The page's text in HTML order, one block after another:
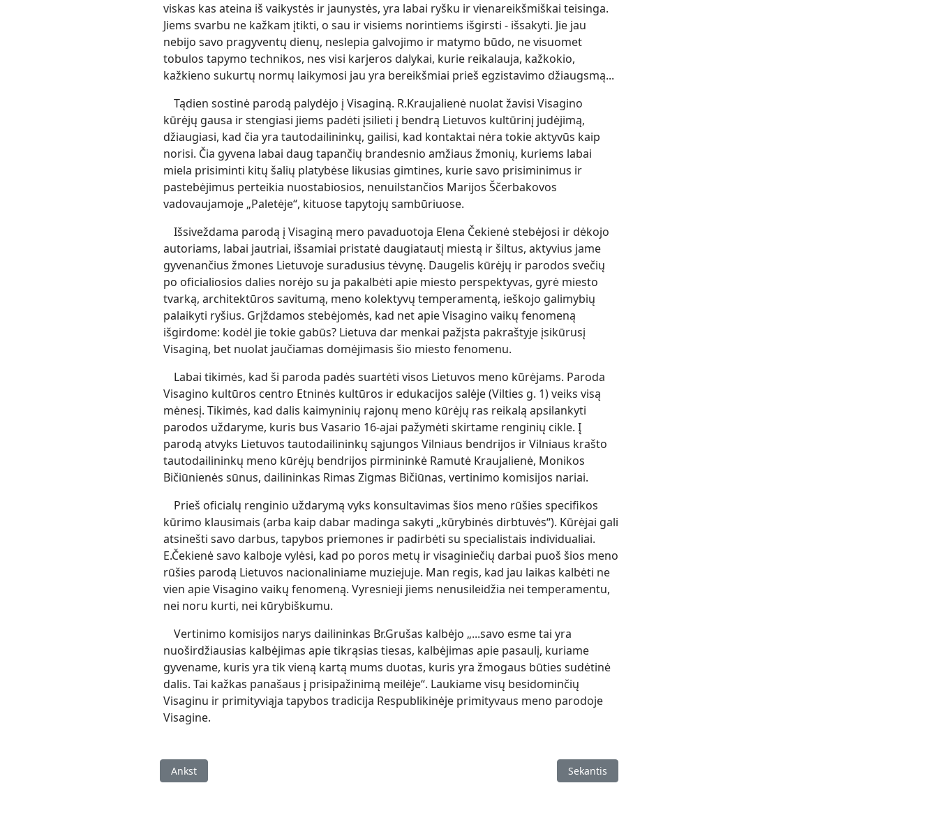
viskas kas ateina iš vaikystės ir jaunystės, yra labai ryšku ir vienareikšmiškai teisinga.
Jiems svarbu ne kažkam įtikti, o sau ir visiems norintiems išgirsti - išsakyti. Jie jau
nebijo savo pragyventų dienų, neslepia galvojimo ir matymo būdo, ne visuomet
tobulos tapymo technikos, nes visi karjeros dalykai, kurie reikalauja, kažkokio,
kažkieno sukurtų normų laikymosi jau yra bereikšmiai prieš egzistavimo džiaugsmą...
Tądien sostinė parodą palydėjo į Visaginą. R.Kraujalienė nuolat žavisi Visagino
kūrėjų gausa ir stengiasi jiems padėti įsilieti į bendrą Lietuvos kultūrinį judėjimą,
džiaugiasi, kad čia yra tautodailininkų, gailisi, kad kontaktai nėra tokie aktyvūs kaip
norisi. Čia gyvena labai daug tapančių brandesnio amžiaus žmonių, kuriems labai
miela prisiminti kitų šalių platybėse likusias gimtines, kurie savo prisiminimus ir
pastebėjimus perteikia nuostabiosios, nenuilstančios Marijos Ščerbakovos
vadovaujamoje „Paletėje“, kituose tapytojų sambūriuose.
Išsiveždama parodą į Visaginą mero pavaduotoja Elena Čekienė stebėjosi ir dėkojo
autoriams, labai jautriai, išsamiai pristatė daugiatautį miestą ir šiltus, aktyvius jame
gyvenančius žmones Lietuvoje suradusius tėvynę. Daugelis kūrėjų ir parodos svečių
po oficialiosios dalies norėjo su ja pakalbėti apie miesto perspektyvas, gyrė miesto
tvarką, architektūros savitumą, meno kolektyvų temperamentą, ieškojo galimybių
palaikyti ryšius. Grįždamos stebėjomės, kad net apie Visagino vaikų fenomeną
išgirdome: kodėl jie tokie gabūs? Lietuva dar menkai pažįsta pakraštyje įsikūrusį
Visaginą, bet nuolat jaučiamas domėjimasis šio miesto fenomenu.
Labai tikimės, kad ši paroda padės suartėti visos Lietuvos meno kūrėjams. Paroda
Visagino kultūros centro Etninės kultūros ir edukacijos salėje (Vilties g. 1) veiks visą
mėnesį. Tikimės, kad dalis kaimyninių rajonų meno kūrėjų ras reikalą apsilankyti
parodos uždaryme, kuris bus Vasario 16-ajai pažymėti skirtame renginių cikle. Į
parodą atvyks Lietuvos tautodailininkų sąjungos Vilniaus bendrijos ir Vilniaus krašto
tautodailininkų meno kūrėjų bendrijos pirmininkė Ramutė Kraujalienė, Monikos
Bičiūnienės sūnus, dailininkas Rimas Zigmas Bičiūnas, vertinimo komisijos nariai.
Prieš oficialų renginio uždarymą vyks konsultavimas šios meno rūšies specifikos
kūrimo klausimais (arba kaip dabar madinga sakyti „kūrybinės dirbtuvės“). Kūrėjai gali
atsinešti savo darbus, tapybos priemones ir padirbėti su specialistais individualiai.
E.Čekienė savo kalboje vylėsi, kad po poros metų ir visaginiečių darbai puoš šios meno
rūšies parodą Lietuvos nacionaliniame muziejuje. Man regis, kad jau laikas kalbėti ne
vien apie Visagino vaikų fenomeną. Vyresnieji jiems nenusileidžia nei temperamentu,
nei noru kurti, nei kūrybiškumu.
Vertinimo komisijos narys dailininkas Br.Grušas kalbėjo „...savo esme tai yra
nuoširdžiausias kalbėjimas apie tikrąsias tiesas, kalbėjimas apie pasaulį, kuriame
gyvename, kuris yra tik vieną kartą mums duotas, kuris yra žmogaus būties sudėtinė
dalis. Tai kažkas panašaus į prisipažinimą meilėje“. Laukiame visų besidominčių
Visaginu ir primityviąja tapybos tradicija Respublikinėje primityvaus meno parodoje
Visagine.
Ankstesnis straipsnis: Paroda-konkursas Monikai atminti 2010
Ankst Kitas straipsnis: Penktoji respublikinė konkursinė paroda Monikos
Sekantis